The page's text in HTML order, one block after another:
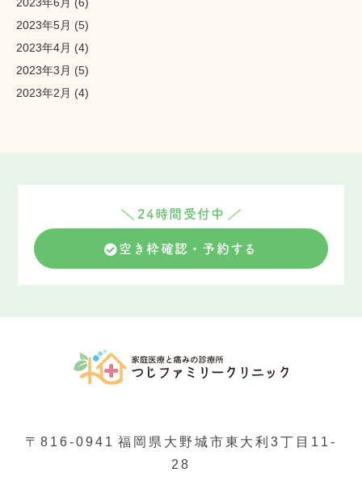
2023年5月 (5)
2023年4月 (4)
2023年3月 (5)
2023年2月 (4)
24時間受付中
空き枠確認・予約する
〒816-0941 福岡県大野城市東大利3丁目11-
28